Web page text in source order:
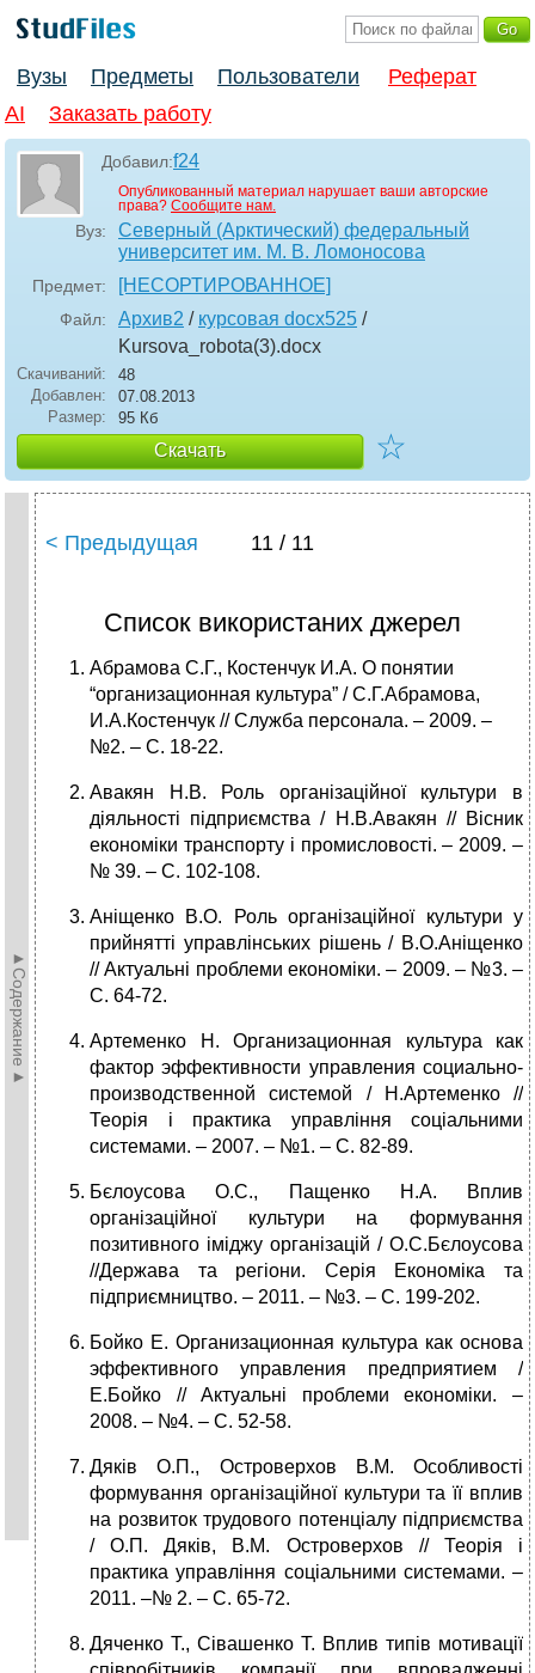
Вузы Предметы Пользователи
Реферат
AI
Заказать работу
Добавил:f24
Опубликованный материал нарушает ваши авторские
права? Сообщите нам.
Вуз:
Северный (Арктический) федеральный
университет им. М. В. Ломоносова
Предмет: [НЕСОРТИРОВАННОЕ]
Файл: Архив2 / курсовая docx525 /
Kursova_robota(3).docx
Скачиваний:
48
Добавлен:
07.08.2013
Размер:
95 Кб
Скачать ☆
►Содержание►
< Предыдущая 11 / 11
Список використаних джерел
Абрамова С.Г., Костенчук И.А. О понятии
“организационная культура” / С.Г.Абрамова,
И.А.Костенчук // Служба персонала. – 2009. –
№2. – С. 18-22.
Авакян Н.В. Роль організаційної культури в
діяльності підприємства / Н.В.Авакян // Вісник
економіки транспорту і промисловості. – 2009. –
№ 39. – С. 102-108.
Аніщенко В.О. Роль організаційної культури у
прийнятті управлінських рішень / В.О.Аніщенко
// Актуальні проблеми економіки. – 2009. – №3. –
C. 64-72.
Артеменко Н. Организационная культура как
фактор эффективности управления социально-
производственной системой / Н.Артеменко //
Теорія і практика управління соціальними
системами. – 2007. – №1. – C. 82-89.
Бєлоусова О.С., Пащенко Н.А. Вплив
організаційної культури на формування
позитивного іміджу організацій / О.С.Бєлоусова
//Держава та регіони. Серія Економіка та
підприємництво. – 2011. – №3. – C. 199-202.
Бойко Е. Организационная культура как основа
эффективного управления предприятием /
Е.Бойко // Актуальні проблеми економіки. –
2008. – №4. – C. 52-58.
Дяків О.П., Островерхов В.М. Особливості
формування організаційної культури та її вплив
на розвиток трудового потенціалу підприємства
/ О.П. Дяків, В.М. Островерхов // Теорія і
практика управління соціальними системами. –
2011. –№ 2. – С. 65-72.
Дяченко Т., Сівашенко Т. Вплив типів мотивації